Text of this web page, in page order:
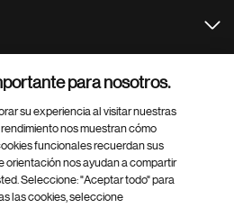
para nosotros.
su experiencia al visitar nuestras
nos muestran cómo
funcionales recuerdan sus
orientación nos ayudan a compartir
Seleccione: "Aceptar todo" para
las cookies, seleccione